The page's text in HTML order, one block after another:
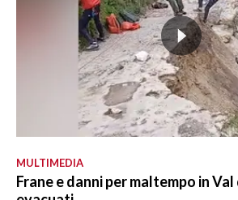
MULTIMEDIA
Frane e danni per maltempo in